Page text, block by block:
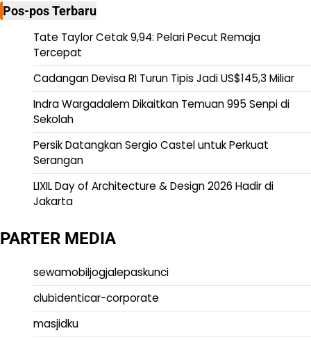
Pos-pos Terbaru
Tate Taylor Cetak 9,94: Pelari Pecut Remaja
Tercepat
Cadangan Devisa RI Turun Tipis Jadi US$145,3 Miliar
Indra Wargadalem Dikaitkan Temuan 995 Senpi di
Sekolah
Persik Datangkan Sergio Castel untuk Perkuat
Serangan
LIXIL Day of Architecture & Design 2026 Hadir di
Jakarta
PARTER MEDIA
sewamobiljogjalepaskunci
clubidenticar-corporate
masjidku